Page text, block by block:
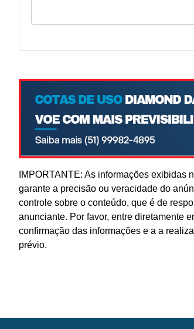
IMPORTANTE: As informações
garante a precisão ou veracidade do
controle sobre o conteúdo, que é de
anunciante. Por favor, entre diretamente
confirmação das informações e a a
prévio.